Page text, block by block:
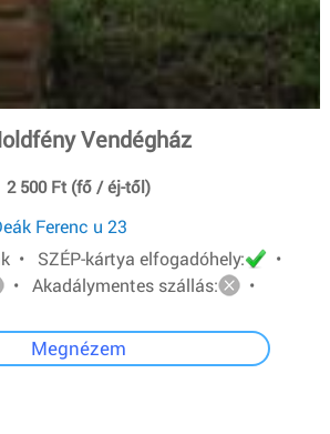
Vendégház
2 500 Ft (fő / éj-től)
Ferenc u 23
• SZÉP-kártya elfogadóhely:
•
• Akadálymentes szállás:
•
Megnézem